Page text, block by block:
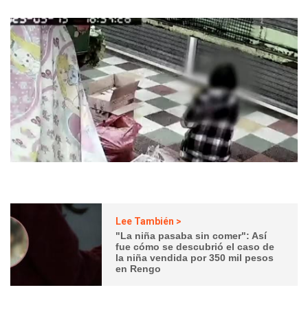
Lee También >
"La niña pasaba sin comer": Así
fue cómo se descubrió el caso de
la niña vendida por 350 mil pesos
en Rengo